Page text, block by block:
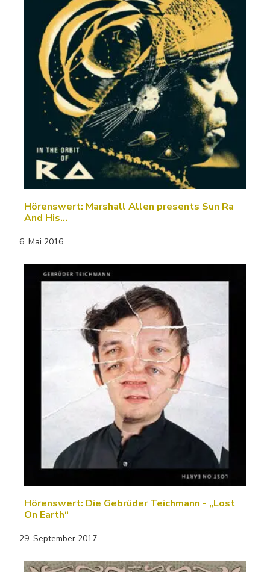
Hörenswert: Marshall Allen presents Sun Ra
And His…
6. Mai 2016
Hörenswert: Die Gebrüder Teichmann - „Lost
On Earth“
29. September 2017